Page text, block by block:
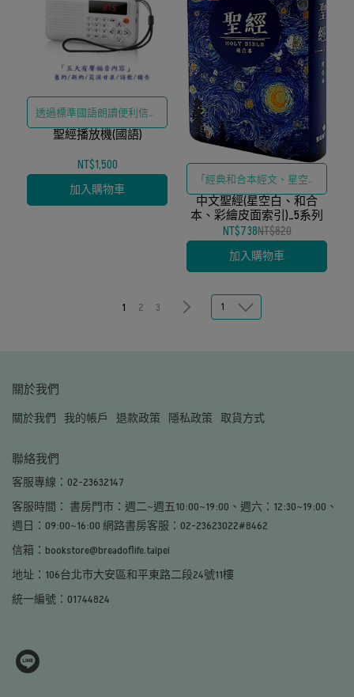
透過標準國語朗讀便利信徒
隨時聆聽聖經
聖經播放機(國語)
NT$1,500
加入購物車
「經典和合本經文、星空意
象彩繪皮面與便利索引」
中文聖經(星空白、和合
本、彩繪皮面索引)_5系列
NT$738NT$820
加入購物車
1 2 3 1
關於我們
關於我們 我的帳戶 退款政策 隱私政策 取貨方式
聯絡我們
客服專線：02-23632147
客服時間： 書房門市：週二~週五10:00~19:00、週六：12:30~19:00、
週日：09:00~16:00 網路書房客服：02-23623022#8462
信箱：bookstore@breadoflife.taipei
地址：106台北市大安區和平東路二段24號11樓
統一編號：01744824